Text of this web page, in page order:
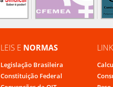
LEIS E NORMAS
Legislação Brasileira
Constituição Federal